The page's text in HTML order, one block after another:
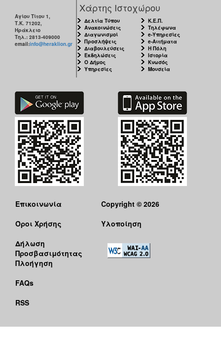
Αγίου Τίτου 1,
Τ.Κ. 71202,
Ηράκλειο
Τηλ.: 2813-409000
email:info@heraklion.gr
Χάρτης Ιστοχώρου
Δελτία Τύπου
Ανακοινώσεις
Διαγωνισμοί
Προσλήψεις
Διαβουλεύσεις
Εκδηλώσεις
Ο Δήμος
Υπηρεσίες
Κ.Ε.Π.
Τηλέφωνα
e-Υπηρεσίες
e-Αιτήματα
Η Πόλη
Ιστορία
Κνωσός
Μουσεία
Επικοινωνία
Όροι Χρήσης
Δήλωση
Προσβασιμότητας
Πλοήγηση
FAQs
RSS
Copyright © 2026
Υλοποίηση